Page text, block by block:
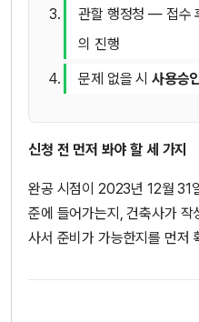
관할 행정청 — 접수
의 진행
문제 없을 시 사용승
신청 전 먼저 봐야 할 세 가지
완공 시점이 2023년 12월 31
준에 들어가는지, 건축사가
사서 준비가 가능한지를 먼저